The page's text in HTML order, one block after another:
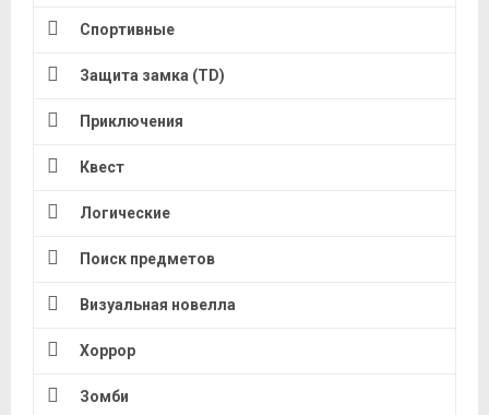
Спортивные
Защита замка (TD)
Приключения
Квест
Логические
Поиск предметов
Визуальная новелла
Хоррор
Зомби